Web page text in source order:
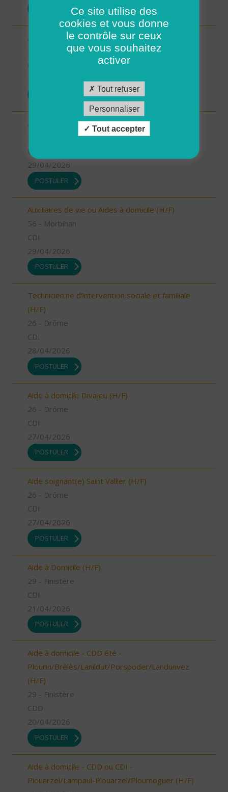
Aides à domicile pour renfort été (H/F)
56 - Morbihan
Aides à domicile emploi saisonnier (H/F)
CDD
29/04/2026
POSTULER
Auxiliaires de vie ou Aides à domicile (H/F)
56 - Morbihan
CDI
29/04/2026
POSTULER
Technicien.ne d'intervention sociale et familiale
(H/F)
26 - Drôme
CDI
28/04/2026
POSTULER
Aide à domicile Divajeu (H/F)
26 - Drôme
CDI
27/04/2026
POSTULER
Aide soignant(e) Saint Vallier (H/F)
26 - Drôme
CDI
27/04/2026
POSTULER
Aide à Domicile (H/F)
29 - Finistère
CDI
21/04/2026
POSTULER
Aide à domicile - CDD été -
Plourin/Brélès/Lanildut/Porspoder/Landunvez
(H/F)
29 - Finistère
CDD
20/04/2026
POSTULER
Aide à domicile - CDD ou CDI -
Plouarzel/Lampaul-Plouarzel/Ploumoguer (H/F)
Ce site utilise des
cookies et vous donne
le contrôle sur ceux
que vous souhaitez
activer
Tout refuser
Personnaliser
Tout accepter